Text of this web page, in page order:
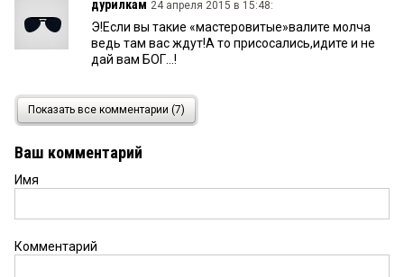
дурилкам 24 апреля 2015 в 15:48:
Э!Если вы такие «мастеровитые»валите молча
ведь там вас ждут!А то присосались,идите и не
дай вам БОГ...!
24 апреля 2015 в 14:53:
этот жулик пришел и хочет сократить на 8
то будет? не этот ли толстый уволень в
кассы? вы издеваетесь? нашелся
воровать ГСМ!
Показать все комментарии (7)
Ваш комментарий
Имя
Комментарий